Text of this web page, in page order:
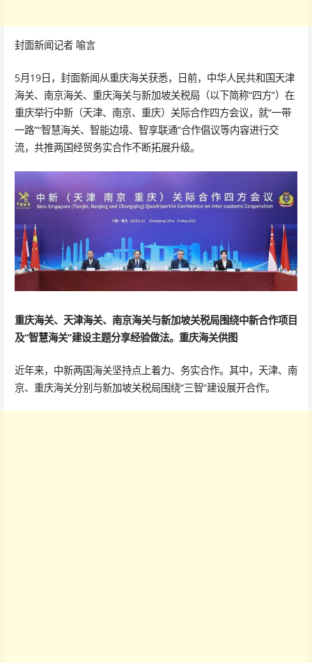
封面新闻记者 喻言
5月19日，封面新闻从重庆海关获悉，日前，中华人民共和国天津
海关、南京海关、重庆海关与新加坡关税局（以下简称“四方”）在
重庆举行中新（天津、南京、重庆）关际合作四方会议，就“一带
一路”“智慧海关、智能边境、智享联通”合作倡议等内容进行交
流，共推两国经贸务实合作不断拓展升级。
重庆海关、天津海关、南京海关与新加坡关税局围绕中新合作项目
及“智慧海关”建设主题分享经验做法。重庆海关供图
近年来，中新两国海关坚持点上着力、务实合作。其中，天津、南
京、重庆海关分别与新加坡关税局围绕“三智”建设展开合作。